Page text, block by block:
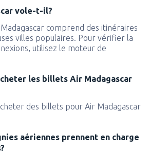
vole-t-il?
comprend des itinéraires
villes populaires. Pour vérifier la
utilisez le moteur de
les billets Air Madagascar
des billets pour Air Madagascar
aériennes prennent en charge